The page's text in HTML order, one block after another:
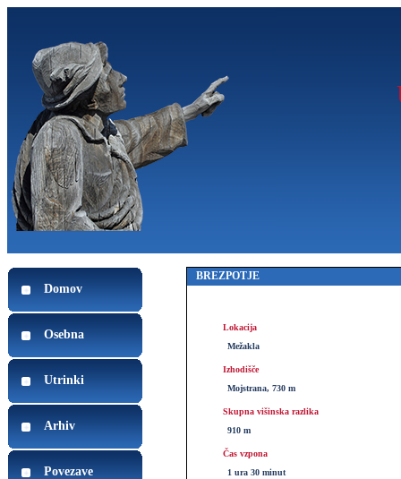
Domov
Osebna
Utrinki
Arhiv
Povezave
BREZPOTJE
Lokacija
Mežakla
Izhodišče
Mojstrana, 730 m
Skupna višinska razlika
910 m
Čas vzpona
1 ura 30 minut